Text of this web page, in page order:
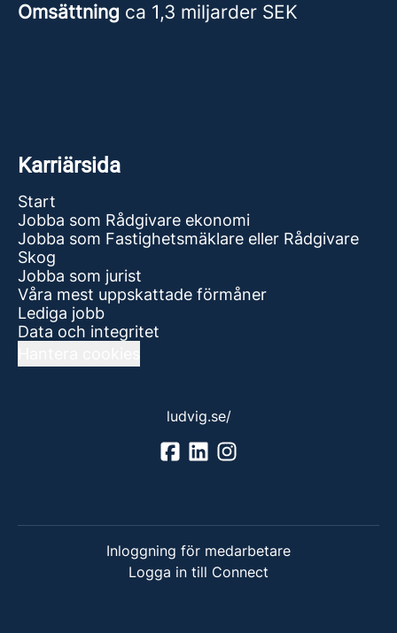
Omsättning ca 1,3 miljarder SEK
Karriärsida
Start
Jobba som Rådgivare ekonomi
Jobba som Fastighetsmäklare eller Rådgivare
Skog
Jobba som jurist
Våra mest uppskattade förmåner
Lediga jobb
Data och integritet
ludvig.se/
Inloggning för medarbetare
Logga in till Connect